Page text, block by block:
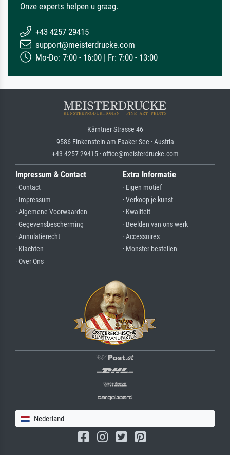
Onze experts helpen u graag.
+43 4257 29415
support@meisterdrucke.com
Mo-Do: 7:00 - 16:00 | Fr: 7:00 - 13:00
Kärntner Strasse 46
9586 Finkenstein am Faaker See · Austria
+43 4257 29415 · office@meisterdrucke.com
Impressum & Contact
· Contact
· Impressum
· Algemene Voorwaarden
· Gegevensbescherming
· Annulatierecht
· Klachten
· Over Ons
Extra Informatie
· Eigen motief
· Verkoop je kunst
· Kwaliteit
· Beelden van ons werk
· Accessoires
· Monster bestellen
Nederland